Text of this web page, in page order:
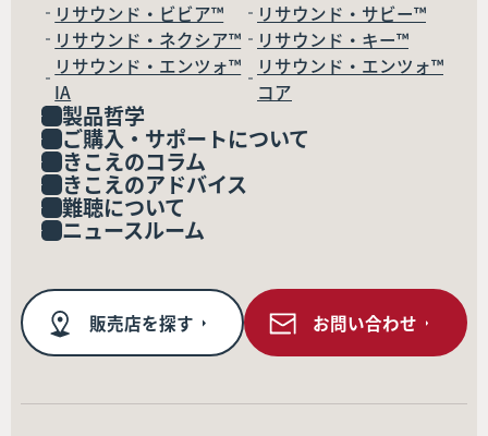
リサウンド・ビビア™
リサウンド・サビー™
リサウンド・ネクシア™
リサウンド・キー™
リサウンド・エンツォ™
IA
リサウンド・エンツォ™
コア
製品哲学
ご購入・サポートについて
きこえのコラム
きこえのアドバイス
難聴について
ニュースルーム
販売店を探す お問い合わせ